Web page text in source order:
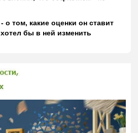
том, какие оценки он ставит
бы в ней изменить